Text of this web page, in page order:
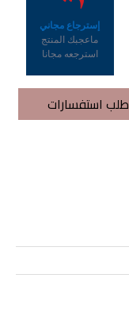
إسترجاع مجاني
ماعجبك المنتج
استرجعه مجانا
طلب استفسارات